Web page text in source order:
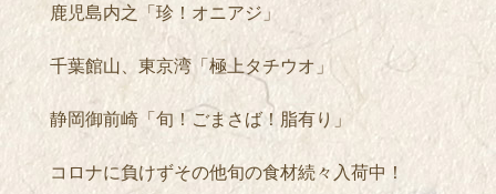
鹿児島内之「珍！オニアジ」
千葉館山、東京湾「極上タチウオ」
静岡御前崎「旬！ごまさば！脂有り」
コロナに負けずその他旬の食材続々入荷中！